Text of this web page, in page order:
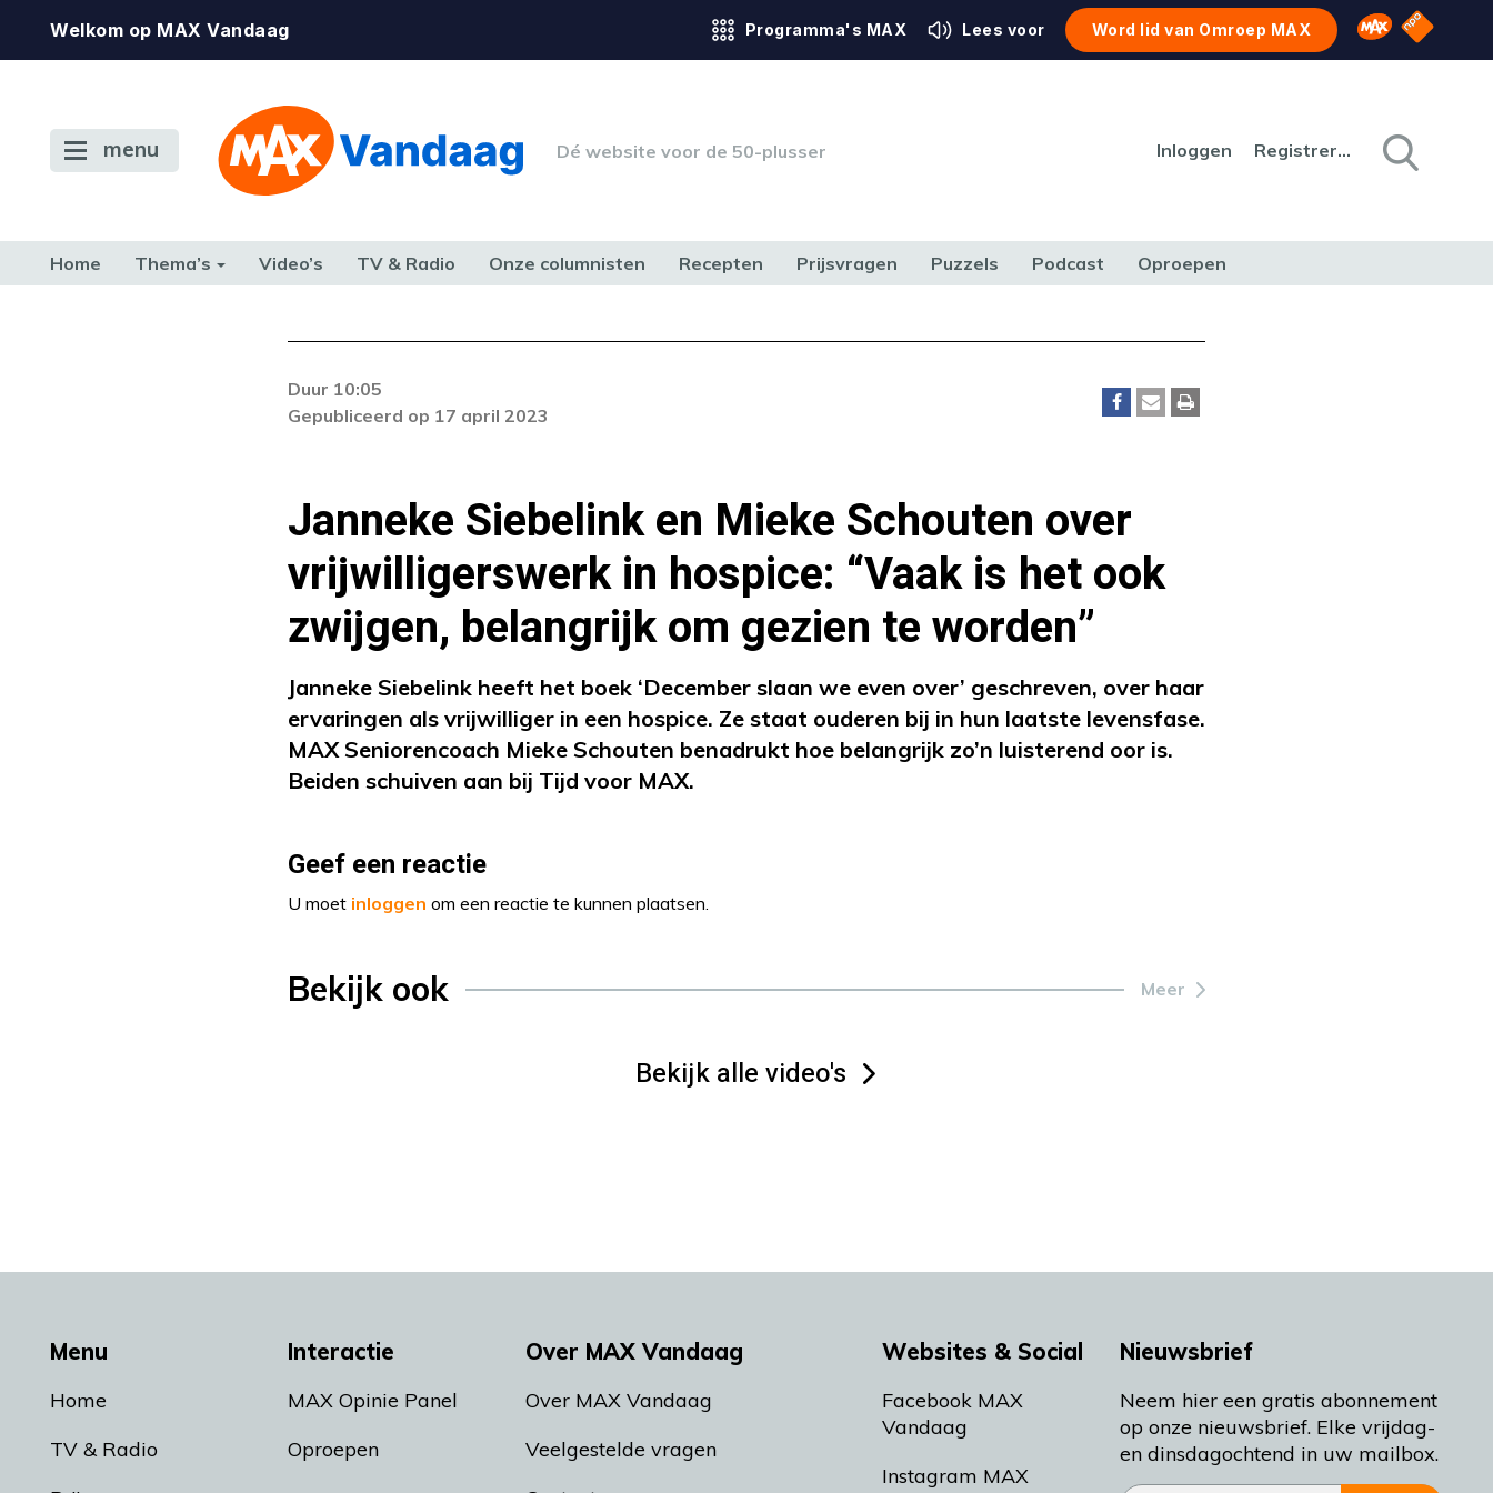
Welkom op MAX Vandaag Programma's MAX Lees voor Word lid van Omroep MAX Omroep MAX
NPO
menu Dé website voor de 50-plusser Inloggen Registreren
Home Thema’s Video’s TV & Radio Onze columnisten Recepten Prijsvragen Puzzels Podcast Oproepen
De gewenste stream is op dit moment niet
beschikbaar. Als het probleem zich blijft voordoen,
Duur 10:05
Gepubliceerd op 17 april 2023
Janneke Siebelink en Mieke Schouten over
vrijwilligerswerk in hospice: “Vaak is het ook
zwijgen, belangrijk om gezien te worden”
Janneke Siebelink heeft het boek ‘December slaan we even over’ geschreven, over haar
ervaringen als vrijwilliger in een hospice. Ze staat ouderen bij in hun laatste levensfase.
MAX Seniorencoach Mieke Schouten benadrukt hoe belangrijk zo’n luisterend oor is.
Beiden schuiven aan bij Tijd voor MAX.
Geef een reactie
U moet inloggen om een reactie te kunnen plaatsen.
Bekijk ook Meer
Bekijk alle video's
Menu
Home
TV & Radio
Interactie
MAX Opinie Panel
Oproepen
Over MAX Vandaag
Over MAX Vandaag
Veelgestelde vragen
Websites & Social
Facebook MAX
Vandaag
Instagram MAX
Nieuwsbrief
Neem hier een gratis abonnement
op onze nieuwsbrief. Elke vrijdag-
en dinsdagochtend in uw mailbox.